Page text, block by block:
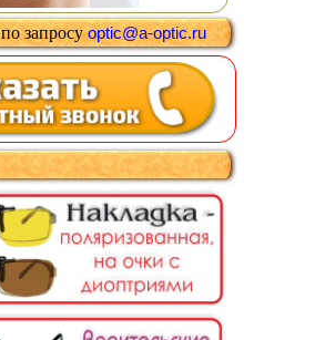
по запросуoptic@a-optic.ru